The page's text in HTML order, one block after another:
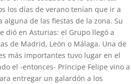
los días de verano tenían que ir a
alguna de las fiestas de la zona. Su
dió en Asturias: el Grupo llegó a
de Madrid, León o Málaga. Una de
más importantes tuvo lugar en el
el -entonces- Príncipe Felipe vino a
entregar un galardón a los